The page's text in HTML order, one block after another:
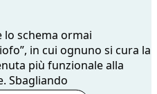
schema ormai
in cui ognuno si cura la
più funzionale alla
Sbagliando